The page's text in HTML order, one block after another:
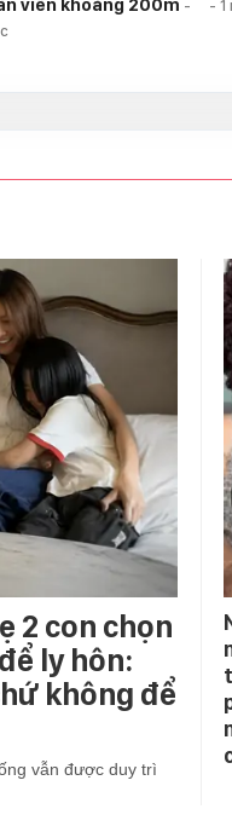
viên khoảng 200m -
- 1
2 con chọn
ly hôn:
không để
vẫn được duy trì